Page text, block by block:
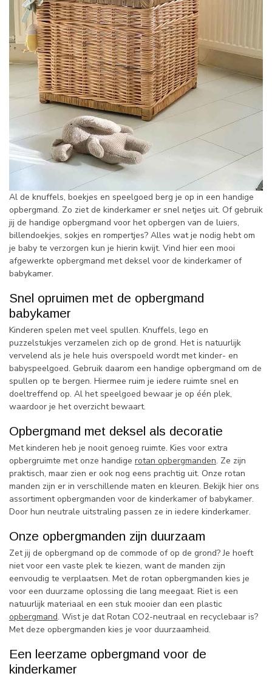
Al de knuffels, boekjes en speelgoed berg je op in een handige
opbergmand. Zo ziet de kinderkamer er snel netjes uit. Of gebruik
jij de handige opbergmand voor het opbergen van de luiers,
billendoekjes, sokjes en rompertjes? Alles wat je nodig hebt om
je baby te verzorgen kun je hierin kwijt. Vind hier een mooi
afgewerkte opbergmand met deksel voor de kinderkamer of
babykamer.
Snel opruimen met de opbergmand
babykamer
Kinderen spelen met veel spullen. Knuffels, lego en
puzzelstukjes verzamelen zich op de grond. Het is natuurlijk
vervelend als je hele huis overspoeld wordt met kinder- en
babyspeelgoed. Gebruik daarom een handige opbergmand om de
spullen op te bergen. Hiermee ruim je iedere ruimte snel en
doeltreffend op. Al het speelgoed bewaar je op één plek,
waardoor je het overzicht bewaart.
Opbergmand met deksel als decoratie
Met kinderen heb je nooit genoeg ruimte. Kies voor extra
opbergruimte met onze handige rotan opbergmanden. Ze zijn
praktisch, maar zien er ook nog eens prachtig uit. Onze rotan
manden zijn er in verschillende maten en kleuren. Bekijk hier ons
assortiment opbergmanden voor de kinderkamer of babykamer.
Door hun neutrale uitstraling passen ze in iedere kinderkamer.
Onze opbergmanden zijn duurzaam
Zet jij de opbergmand op de commode of op de grond? Je hoeft
niet voor een vaste plek te kiezen, want de manden zijn
eenvoudig te verplaatsen. Met de rotan opbergmanden kies je
voor een duurzame oplossing die lang meegaat. Riet is een
natuurlijk materiaal en een stuk mooier dan een plastic
opbergmand. Wist je dat Rotan CO2-neutraal en recyclebaar is?
Met deze opbergmanden kies je voor duurzaamheid.
Een leerzame opbergmand voor de
kinderkamer